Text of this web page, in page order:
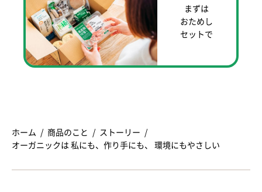
まずは
おためし
セットで
ホーム 商品のこと
ストーリー
オーガニックは 私にも、作り手にも、 環境にもやさしい